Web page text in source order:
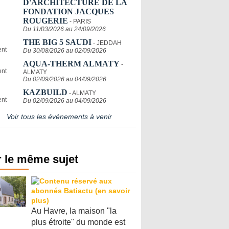
D'ARCHITECTURE DE LA
FONDATION JACQUES
ROUGERIE - PARIS
Du 11/03/2026 au 24/09/2026
THE BIG 5 SAUDI - JEDDAH
Du 30/08/2026 au 02/09/2026
AQUA-THERM ALMATY -
ALMATY
Du 02/09/2026 au 04/09/2026
KAZBUILD - ALMATY
Du 02/09/2026 au 04/09/2026
Voir tous les événements à venir
le même sujet
Au Havre, la maison "la
plus étroite" du monde est